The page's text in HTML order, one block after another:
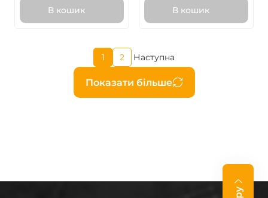
В кошик В кошик
Розбивка
на
сторінки
Показати більше
Поточна
сторінка
1
Page
2
Наступна
сторінка
Наступна